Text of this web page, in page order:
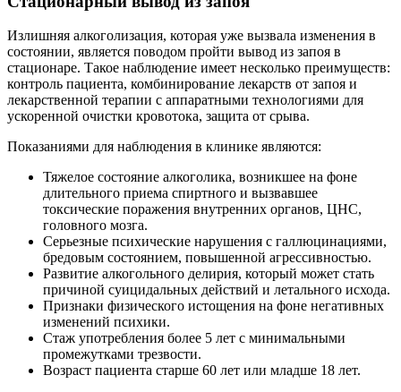
Излишняя алкоголизация, которая уже вызвала изменения в
состоянии, является поводом пройти вывод из запоя в
стационаре. Такое наблюдение имеет несколько преимуществ:
контроль пациента, комбинирование лекарств от запоя и
лекарственной терапии с аппаратными технологиями для
ускоренной очистки кровотока, защита от срыва.
Показаниями для наблюдения в клинике являются:
Тяжелое состояние алкоголика, возникшее на фоне
длительного приема спиртного и вызвавшее
токсические поражения внутренних органов, ЦНС,
головного мозга.
Серьезные психические нарушения с галлюцинациями,
бредовым состоянием, повышенной агрессивностью.
Развитие алкогольного делирия, который может стать
причиной суицидальных действий и летального исхода.
Признаки физического истощения на фоне негативных
изменений психики.
Стаж употребления более 5 лет с минимальными
промежутками трезвости.
Возраст пациента старше 60 лет или младше 18 лет.